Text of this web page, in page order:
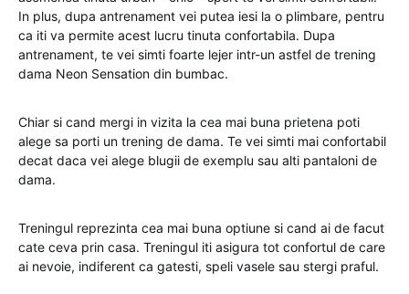
In plus, dupa antrenament vei putea iesi la o plimbare, pentru
ca iti va permite acest lucru tinuta confortabila. Dupa
antrenament, te vei simti foarte lejer intr-un astfel de trening
dama Neon Sensation din bumbac.
Chiar si cand mergi in vizita la cea mai buna prietena poti
alege sa porti un trening de dama. Te vei simti mai confortabil
decat daca vei alege blugii de exemplu sau alti pantaloni de
dama.
Treningul reprezinta cea mai buna optiune si cand ai de facut
cate ceva prin casa. Treningul iti asigura tot confortul de care
ai nevoie, indiferent ca gatesti, speli vasele sau stergi praful.